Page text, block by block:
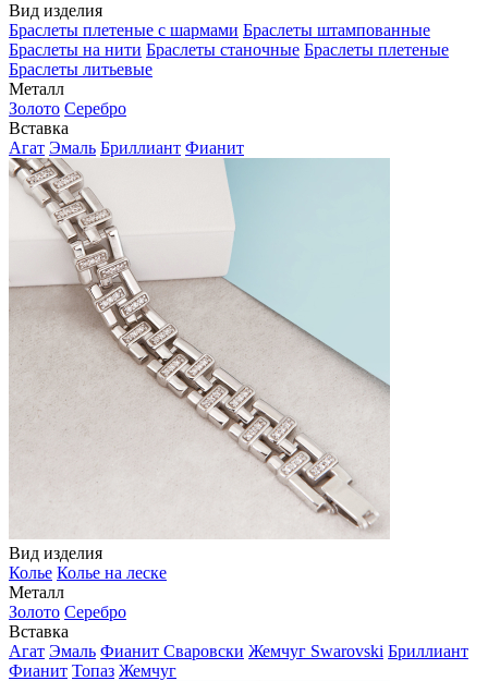
Вид изделия
Браслеты плетеные с шармами Браслеты штампованные
Браслеты на нити Браслеты станочные Браслеты плетеные
Браслеты литьевые
Металл
Золото Серебро
Вставка
Агат Эмаль Бриллиант Фианит
Вид изделия
Колье Колье на леске
Металл
Золото Серебро
Вставка
Агат Эмаль Фианит Сваровски Жемчуг Swarovski Бриллиант
Фианит Топаз Жемчуг